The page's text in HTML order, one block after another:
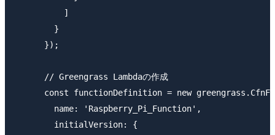
          ]
        }
      });
      // Greengrass Lambdaの作成
const functionDefinition = new
        name: 'Raspberry_Pi_Function',
        initialVersion: {